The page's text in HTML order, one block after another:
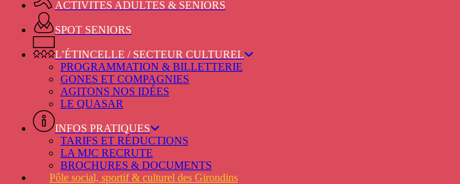
ACTIVITES ADULTES & SENIORS
SPOT SENIORS
L’ÉTINCELLE / SECTEUR CULTUREL
PROGRAMMATION & BILLETTERIE
GONES ET COMPAGNIES
AGITONS NOS IDÉES
LE QUASAR
INFOS PRATIQUES
TARIFS ET RÉDUCTIONS
LA MJC RECRUTE
BROCHURES & DOCUMENTS
Pôle social, sportif & culturel des Girondins